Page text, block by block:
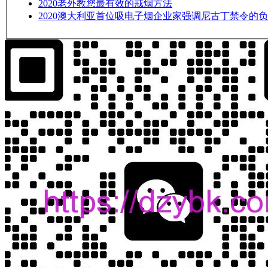
2020老外教您最有效的戒烟方法
2020澳大利亚首位吸电子烟企业家强调尼古丁禁令的